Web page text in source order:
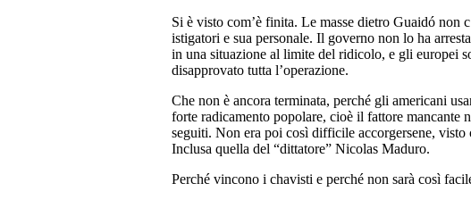
Si è visto com’è finita. Le masse dietro Guaidó
istigatori e sua personale. Il governo non lo ha
in una situazione al limite del ridicolo, e gli europei
disapprovato tutta l’operazione.
Che non è ancora terminata, perché gli americani
forte radicamento popolare, cioè il fattore
seguiti. Non era poi così difficile accorgersene,
Inclusa quella del “dittatore” Nicolas Maduro.
Perché vincono i chavisti e perché non sarà così